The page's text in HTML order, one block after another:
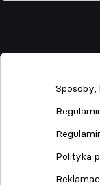
Polityka